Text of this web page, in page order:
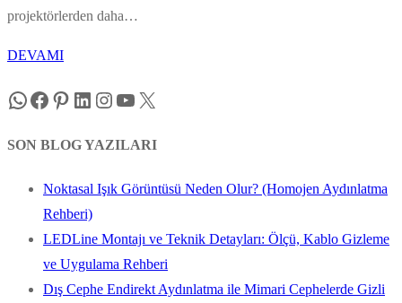
projektörlerden daha…
DEVAMI
WhatsApp
Facebook
Pinterest
LinkedIn
Instagram
YouTube
X
SON BLOG YAZILARI
Noktasal Işık Görüntüsü Neden Olur? (Homojen Aydınlatma
Rehberi)
LEDLine Montajı ve Teknik Detayları: Ölçü, Kablo Gizleme
ve Uygulama Rehberi
Dış Cephe Endirekt Aydınlatma ile Mimari Cephelerde Gizli